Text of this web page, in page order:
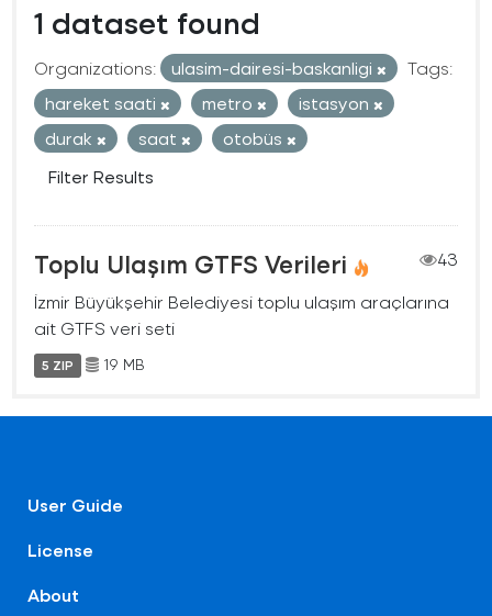
1 dataset found
Organizations: ulasim-dairesi-baskanligi
Tags:
hareket saati
metro
istasyon
durak
saat
otobüs
Filter Results
Toplu Ulaşım GTFS Verileri
43
İzmir Büyükşehir Belediyesi toplu ulaşım araçlarına
ait GTFS veri seti
5 ZIP 19 MB
User Guide
License
About